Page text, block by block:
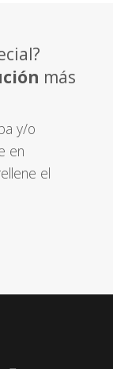
más
y/o
en
el